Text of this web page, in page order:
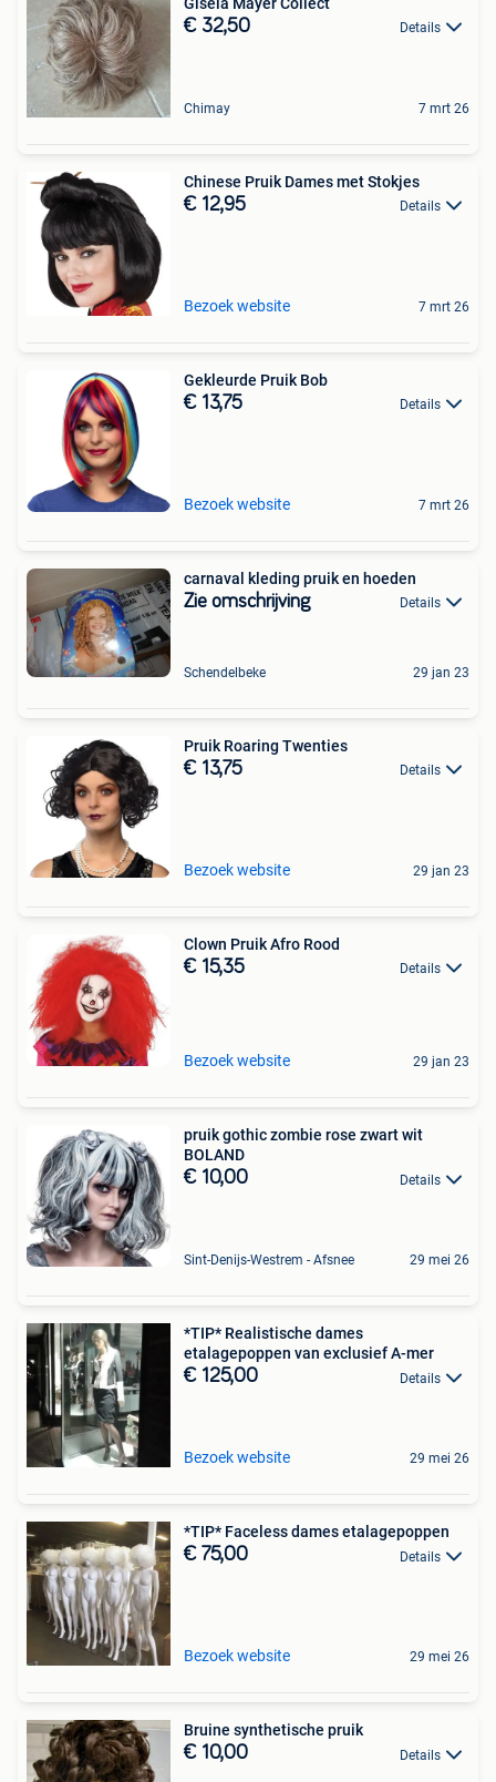
€ 32,50 Details
Chimay 7 mrt 26
Chinese Pruik Dames met Stokjes
€ 12,95 Details
Bezoek website 7 mrt 26
Gekleurde Pruik Bob
€ 13,75 Details
Bezoek website 7 mrt 26
carnaval kleding pruik en hoeden
Zie omschrijving Details
Schendelbeke 29 jan 23
Pruik Roaring Twenties
€ 13,75 Details
Bezoek website 29 jan 23
Clown Pruik Afro Rood
€ 15,35 Details
Bezoek website 29 jan 23
pruik gothic zombie rose zwart wit
BOLAND
€ 10,00 Details
Sint-Denijs-Westrem - Afsnee 29 mei 26
*TIP* Realistische dames
etalagepoppen van exclusief A-mer
€ 125,00 Details
Bezoek website 29 mei 26
*TIP* Faceless dames etalagepoppen
€ 75,00 Details
Bezoek website 29 mei 26
Bruine synthetische pruik
€ 10,00 Details